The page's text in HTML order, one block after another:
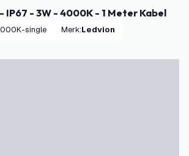
- IP67 - 3W - 4000K - 1 Meter Kabel
single Merk: Ledvion